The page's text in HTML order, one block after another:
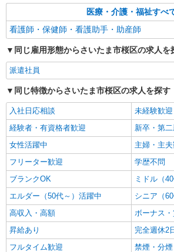
経験不問・資格不問◎
時給1550円〜2312円
ン代含む)＞
西浦和
キープ
医療・介護・福祉すべ
看護師・保健師・看護助手・助産師
同じ雇用形態からさいたま市桜区の求人を
派遣社員
同じ特徴からさいたま市桜区の求人を探す
入社日応相談
未経験歓迎
経験者・有資格者歓迎
新卒・第
女性活躍中
主婦・主
フリーター歓迎
学歴不問
ブランクOK
ミドル（
エルダー（50代～）活躍中
シニア（
高収入・高額
ボーナス・
昇給あり
完全週休2
フルタイム歓迎
禁煙・分煙